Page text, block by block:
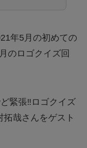
年5月の初めての
のロゴクイズ回
緊張‼ロゴクイズ
哉さんをゲスト